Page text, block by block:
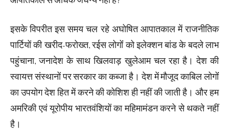
इसके विपरीत इस समय चल रहे अघोषित आपातकाल में राजनीतिक
पार्टियों की खरीद-फरोख्त, रईस लोगोंं को इलेक्शन बांड के बदले लाभ
पहुंचाना, जनादेश के साथ खिलवाड़ खुलेआम चल रहा है। देश की
स्वायत्त संस्थानों पर सरकार का कब्जा है। देश में मौजूद काबिल लोगोंं
का उपयोग देश हित में करने की कोशिश ही नहीं की जाती है। और हम
अमरिकी एवं यूरोपीय भारतवंशियों का महिमामंडन करने से थकते नहीं
है।